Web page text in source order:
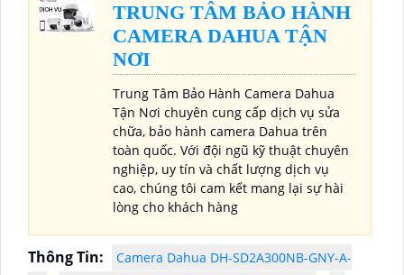
TRUNG TÂM BẢO HÀNH
CAMERA DAHUA TẬN
NƠI
Trung Tâm Bảo Hành Camera Dahua
Tận Nơi chuyên cung cấp dịch vụ sửa
chữa, bảo hành camera Dahua trên
toàn quốc. Với đội ngũ kỹ thuật chuyên
nghiệp, uy tín và chất lượng dịch vụ
cao, chúng tôi cam kết mang lại sự hài
lòng cho khách hàng
Thông Tin:
Camera Dahua DH-SD2A300NB-GNY-A-